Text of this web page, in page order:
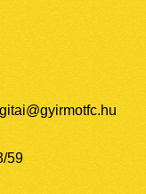
59